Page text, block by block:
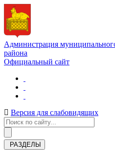
Администрация
района
Официальный сайт
Версия для слабовидящих
РАЗДЕЛЫ